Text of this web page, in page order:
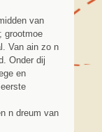
van
grootmoe
Van ain zo n
Onder dij
en
n dreum van